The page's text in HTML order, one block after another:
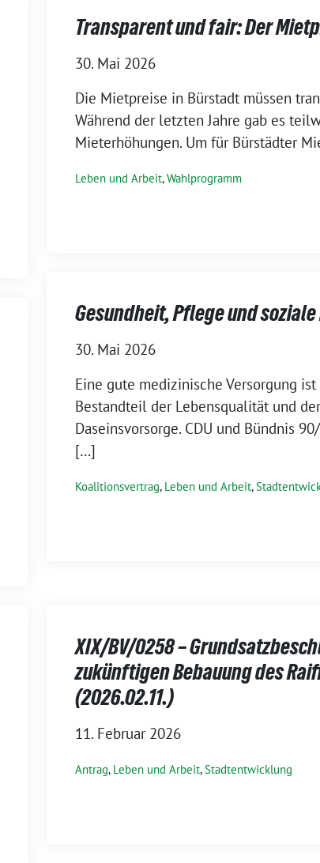
Transparent und fair: Der
30. Mai 2026
Die Mietpreise in Bürstadt müssen
Während der letzten Jahre gab es
Mieterhöhungen. Um für Bürstädter
Leben und Arbeit,Wahlprogramm
Gesundheit, Pflege und
30. Mai 2026
Eine gute medizinische Versorgung
Bestandteil der Lebensqualität und
Daseinsvorsorge. CDU und Bündnis
[…]
Koalitionsvertrag, Leben und Arbeit,
XIX/BV/0258 –
zukünftigen Bebauung des
(2026.02.11.)
11. Februar 2026
Antrag, Leben und Arbeit,Stadtentwicklung